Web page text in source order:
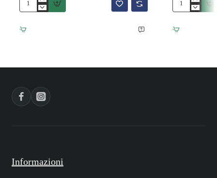
Copri
conchiglia
gold
pz
Charms
con
strass
Informazioni